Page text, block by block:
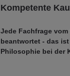
Kompetente
Jede Fachfrage
beantwortet - das
Philosophie bei der